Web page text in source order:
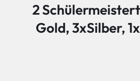
2
Gold, 3xSilber,